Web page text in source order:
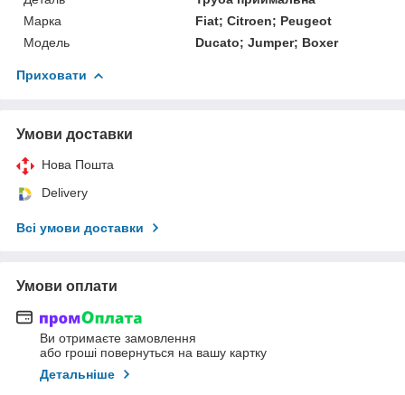
Марка
Fiat; Citroen; Peugeot
Мoдель
Ducato; Jumper; Boxer
Приховати
Умови доставки
Нова Пошта
Delivery
Всі умови доставки
Умови оплати
Ви отримаєте замовлення
або гроші повернуться на вашу картку
Детальніше